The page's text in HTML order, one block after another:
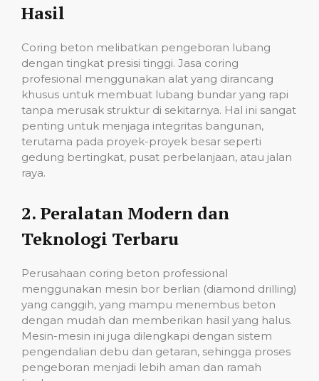
Hasil
Coring beton melibatkan pengeboran lubang
dengan tingkat presisi tinggi. Jasa coring
profesional menggunakan alat yang dirancang
khusus untuk membuat lubang bundar yang rapi
tanpa merusak struktur di sekitarnya. Hal ini sangat
penting untuk menjaga integritas bangunan,
terutama pada proyek-proyek besar seperti
gedung bertingkat, pusat perbelanjaan, atau jalan
raya.
2. Peralatan Modern dan
Teknologi Terbaru
Perusahaan coring beton professional
menggunakan mesin bor berlian (diamond drilling)
yang canggih, yang mampu menembus beton
dengan mudah dan memberikan hasil yang halus.
Mesin-mesin ini juga dilengkapi dengan sistem
pengendalian debu dan getaran, sehingga proses
pengeboran menjadi lebih aman dan ramah